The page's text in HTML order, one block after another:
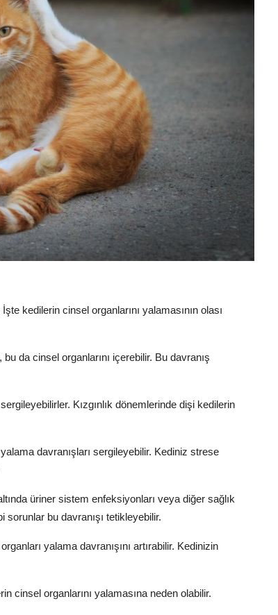
kedilerin cinsel organlarını yalamasının olası
da cinsel organlarını içerebilir. Bu davranış
Kızgınlık dönemlerinde dişi kedilerin
davranışları sergileyebilir. Kediniz strese
üriner sistem enfeksiyonları veya diğer sağlık
sorunlar bu davranışı tetikleyebilir.
yalama davranışını artırabilir. Kedinizin
cinsel organlarını yalamasına neden olabilir.